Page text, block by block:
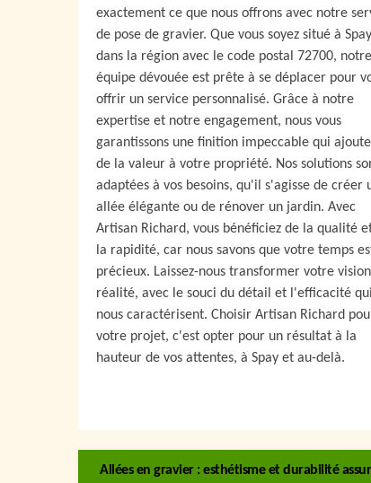
exactement ce que nous offrons avec notre
de pose de gravier. Que vous soyez situé à
dans la région avec le code postal 72700, notre
équipe dévouée est prête à se déplacer pour
offrir un service personnalisé. Grâce à notre
expertise et notre engagement, nous vous
garantissons une finition impeccable qui
de la valeur à votre propriété. Nos solutions
adaptées à vos besoins, qu'il s'agisse de créer
allée élégante ou de rénover un jardin. Avec
Artisan Richard, vous bénéficiez de la qualité
la rapidité, car nous savons que votre temps
précieux. Laissez-nous transformer votre
réalité, avec le souci du détail et l'efficacité qui
nous caractérisent. Choisir Artisan Richard
votre projet, c'est opter pour un résultat à la
hauteur de vos attentes, à Spay et au-delà.
Allées en gravier : esthétisme et durabilité